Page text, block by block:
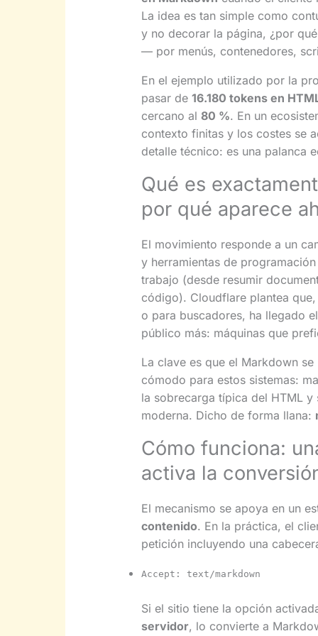
La idea es tan simple como
y no decorar la página, ¿por
— por menús, contenedores,
En el ejemplo utilizado por la
pasar de 16.180 tokens en
cercano al 80 %. En un
contexto finitas y los costes se
detalle técnico: es una palanca
Qué es
por qué aparece
El movimiento responde a un
y herramientas de
trabajo (desde resumir
código). Cloudflare plantea
o para buscadores, ha llegado
público más: máquinas que
La clave es que el Markdown
cómodo para estos sistemas:
la sobrecarga típica del HTML y
moderna. Dicho de forma llana:
Cómo funciona:
activa la
El mecanismo se apoya en un
contenido. En la práctica, el
petición incluyendo una
Accept: text/markdown
Si el sitio tiene la opción
servidor, lo convierte a